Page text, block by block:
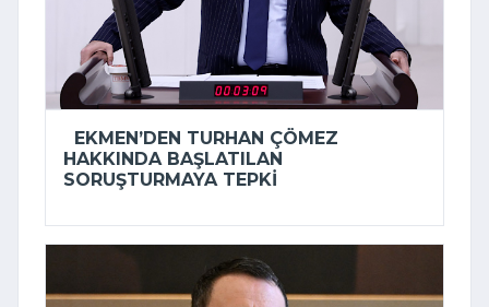
EKMEN’DEN TURHAN ÇÖMEZ
HAKKINDA BAŞLATILAN
SORUŞTURMAYA TEPKI